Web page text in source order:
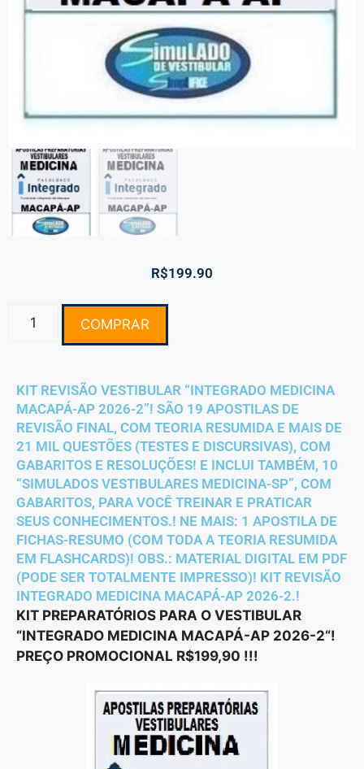
R$199.90
COMPRAR
KIT REVISÃO VESTIBULAR “INTEGRADO MEDICINA
MACAPÁ-AP 2026-2”! SÃO 19 APOSTILAS DE
REVISÃO FINAL, COM TEORIA RESUMIDA E MAIS DE
21 MIL QUESTÕES (TESTES E DISCURSIVAS), COM
GABARITOS E RESOLUÇÕES! E INCLUI TAMBÉM, 10
“SIMULADOS VESTIBULARES MEDICINA-SP”, COM
GABARITOS, PARA VOCÊ TREINAR E PRATICAR
SEUS CONHECIMENTOS.! NE MAIS: 1 APOSTILA DE
FICHAS-RESUMO (COM TODA A TEORIA RESUMIDA
EM FLASHCARDS)! OBS.: MATERIAL DIGITAL EM PDF
(PODE SER TOTALMENTE IMPRESSO)! KIT REVISÃO
INTEGRADO MEDICINA MACAPÁ-AP 2026-2.!
KIT PREPARATÓRIOS PARA O VESTIBULAR
“INTEGRADO MEDICINA MACAPÁ-AP 2026-2“!
PREÇO PROMOCIONAL R$199,90 !!!